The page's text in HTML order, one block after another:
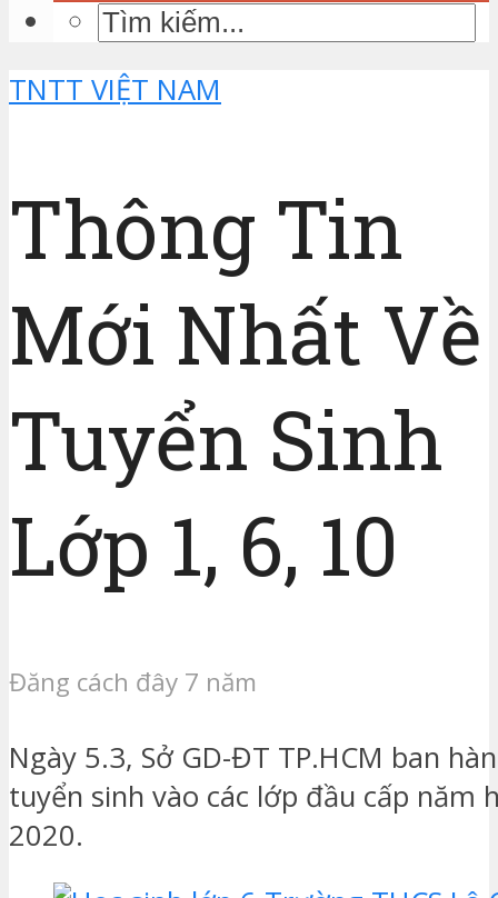
TNTT VIỆT NAM
Thông Tin
Mới Nhất Về
Tuyển Sinh
Lớp 1, 6, 10
Đăng cách đây 7 năm
Ngày 5.3, Sở GD-ĐT TP.HCM ban
tuyển sinh vào các lớp đầu cấp năm
2020.